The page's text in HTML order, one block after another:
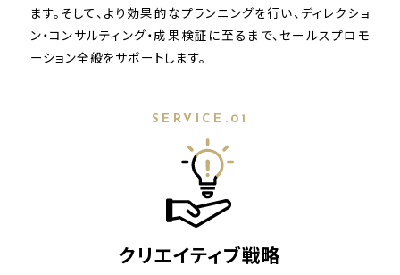
ます。そして、より効果的なプランニングを行い、ディレクショ
ン・コンサルティング・成果検証に至るまで、セールスプロモ
ーション全般をサポートします。
SERVICE.01
クリエイティブ戦略